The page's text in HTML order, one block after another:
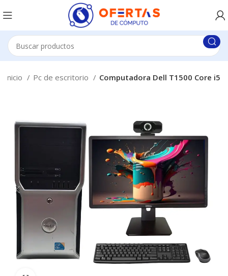
Inicio Pc de escritorio Computadora Dell T1500 Core i5